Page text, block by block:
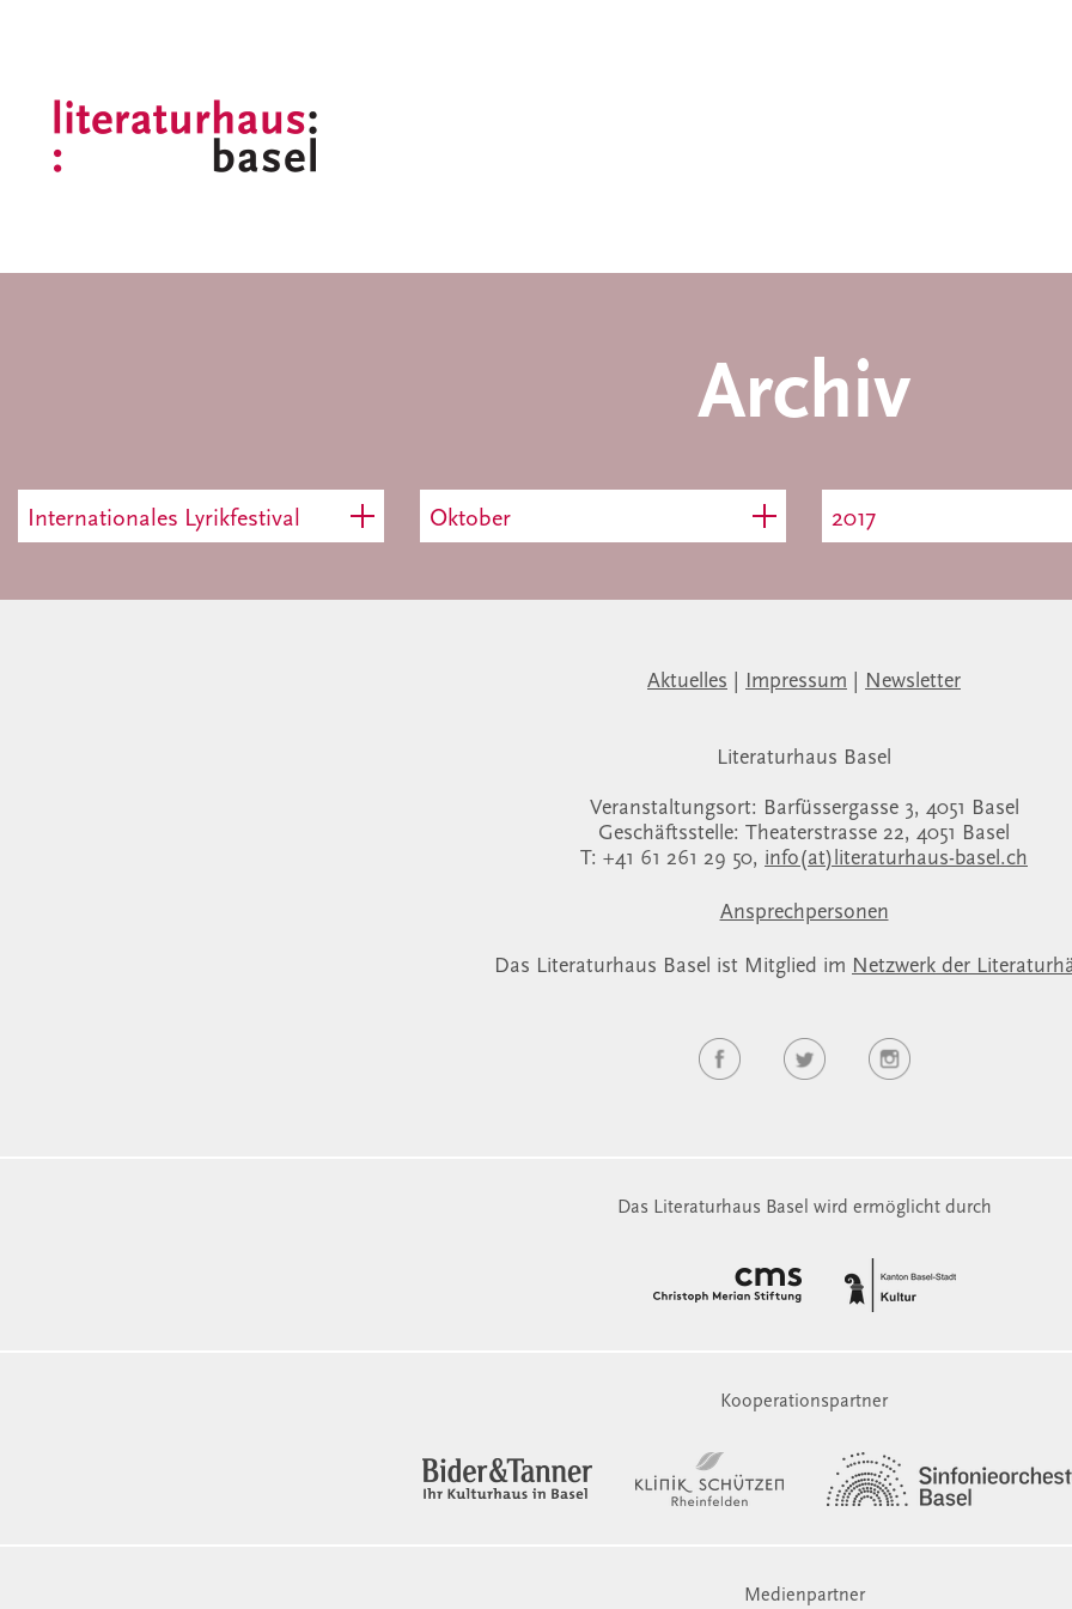
Archiv
Internationales Lyrikfestival Oktober 2017
Aktuelles Impressum Newsletter
Literaturhaus Basel
Veranstaltungsort: Barfüssergasse 3, 4051 Basel
Geschäftsstelle: Theaterstrasse 22, 4051 Basel
T: +41 61 261 29 50, info(at)literaturhaus-basel.ch
Ansprechpersonen
Das Literaturhaus Basel ist Mitglied im Netzwerk der
Das Literaturhaus Basel wird ermöglicht durch
Kooperationspartner
Medienpartner